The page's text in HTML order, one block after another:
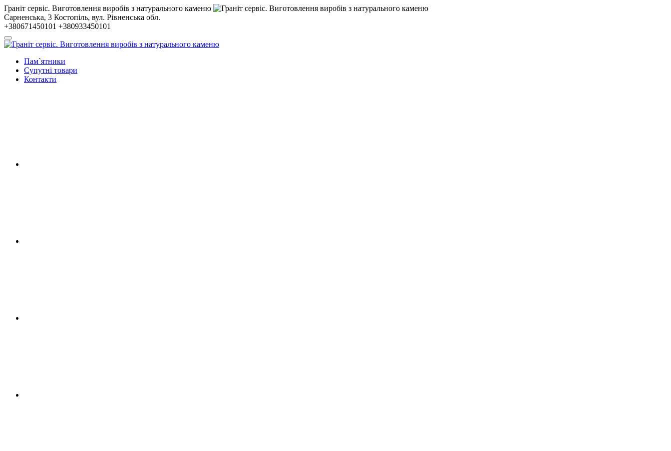
Гранiт сервiс. Виготовлення виробів з натурального каменю
Сарненська, 3 Костопiль, вул. Рiвненська обл.
+380671450101 +380933450101
Пам`ятники
Супутні товари
Контакти